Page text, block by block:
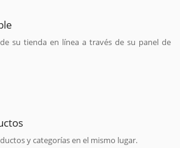
su tienda en línea a través de su panel de
y categorías en el mismo lugar.